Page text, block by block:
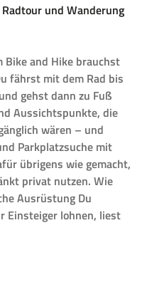
und Wanderung
Bike and Hike brauchst
fährst mit dem Rad bis
gehst dann zu Fuß
Aussichtspunkte, die
wären – und
Parkplatzsuche mit
übrigens wie gemacht,
privat nutzen. Wie
Ausrüstung Du
Einsteiger lohnen, liest